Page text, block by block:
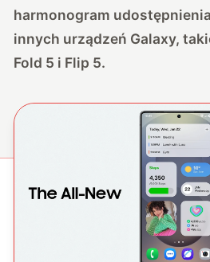
harmonogram
innych urządzeń Galaxy,
Fold 5 i Flip 5.